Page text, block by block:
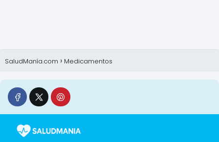
SaludManía.com Medicamentos